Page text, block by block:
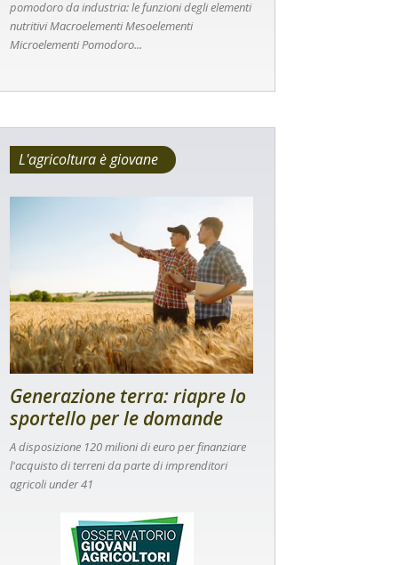
pomodoro da industria: le funzioni degli elementi
nutritivi Macroelementi Mesoelementi
Microelementi Pomodoro...
L'agricoltura è giovane
Generazione terra: riapre lo
sportello per le domande
A disposizione 120 milioni di euro per finanziare
l'acquisto di terreni da parte di imprenditori
agricoli under 41